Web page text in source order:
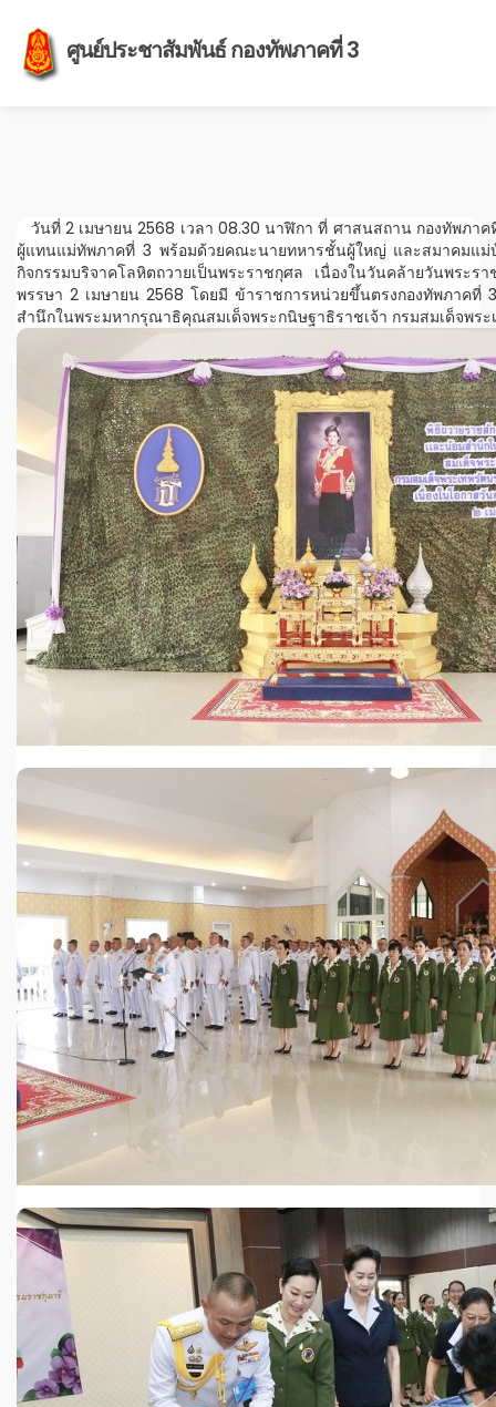
ศูนย์ประชาสัมพันธ์ กองทัพภาคที่ 3
วันที่ 2 เมษายน 2568 เวลา 08.30 นาฬิกา ที่ ศาสนสถาน กองทัพภา
ผู้แทนแม่ทัพภาคที่ 3 พร้อมด้วยคณะนายทหารชั้นผู้ใหญ่ และสมาคมแม่
กิจกรรมบริจาคโลหิตถวายเป็นพระราชกุศล เนื่องในวันคล้ายวันพระ
พรรษา 2 เมษายน 2568 โดยมี ข้าราชการหน่วยขึ้นตรงกองทัพภาคที่
สำนึกในพระมหากรุณาธิคุณสมเด็จพระกนิษฐาธิราชเจ้า กรมสมเด็จพ